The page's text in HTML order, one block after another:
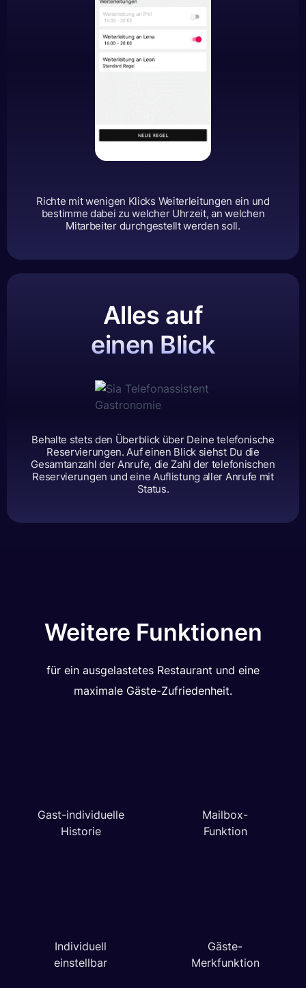
Richte mit wenigen Klicks Weiterleitungen ein und
bestimme dabei zu welcher Uhrzeit, an welchen
Mitarbeiter durchgestellt werden soll.
Alles auf
einen Blick
Behalte stets den Überblick über Deine telefonische
Reservierungen. Auf einen Blick siehst Du die
Gesamtanzahl der Anrufe, die Zahl der telefonischen
Reservierungen und eine Auflistung aller Anrufe mit
Status.
Weitere Funktionen
für ein ausgelastetes Restaurant und eine
maximale Gäste-Zufriedenheit.
Gast-individuelle
Historie
Mailbox-
Funktion
Individuell
einstellbar
Gäste-
Merkfunktion